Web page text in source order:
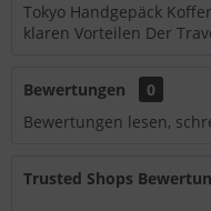
Tokyo Handgepäck
klaren Vorteilen Der
Bewertungen
0
Bewertungen lesen,
Trusted Shops